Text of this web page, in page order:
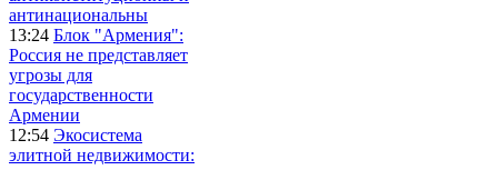
антинациональны
13:24 Блок "Армения":
Россия не представляет
угрозы для
государственности
Армении
12:54 Экосистема
элитной недвижимости: